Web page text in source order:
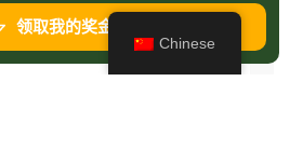
Chinese
领取我的奖金